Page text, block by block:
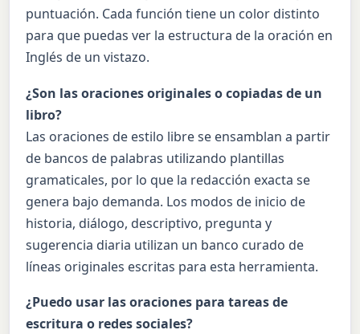
puntuación. Cada función tiene un color distinto
para que puedas ver la estructura de la oración en
Inglés de un vistazo.
¿Son las oraciones originales o copiadas de un
libro?
Las oraciones de estilo libre se ensamblan a partir
de bancos de palabras utilizando plantillas
gramaticales, por lo que la redacción exacta se
genera bajo demanda. Los modos de inicio de
historia, diálogo, descriptivo, pregunta y
sugerencia diaria utilizan un banco curado de
líneas originales escritas para esta herramienta.
¿Puedo usar las oraciones para tareas de
escritura o redes sociales?